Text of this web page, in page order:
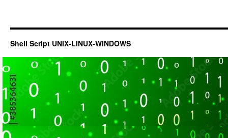
Shell Script UNIX-LINUX-WINDOWS